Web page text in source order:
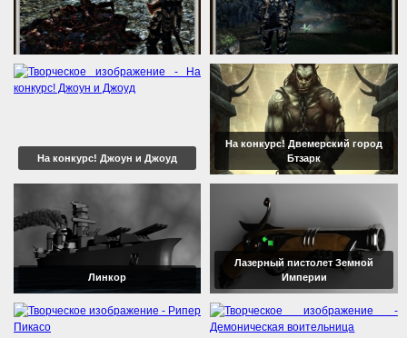
На конкурс! Джоун и Джоуд
На конкурс! Двемерский город
Бтзарк
Линкор
Лазерный пистолет Земной
Империи